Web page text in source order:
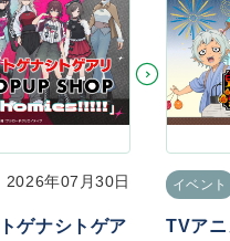
2026年07月30日
ゲナシトゲア
イベント
TVア